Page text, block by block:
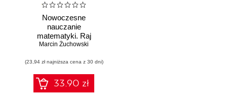
Nowoczesne
nauczanie
matematyki. Raj
Cantora bez
Marcin Żuchowski
(23,94 zł najniższa cena z 30 dni)
33.90 zł